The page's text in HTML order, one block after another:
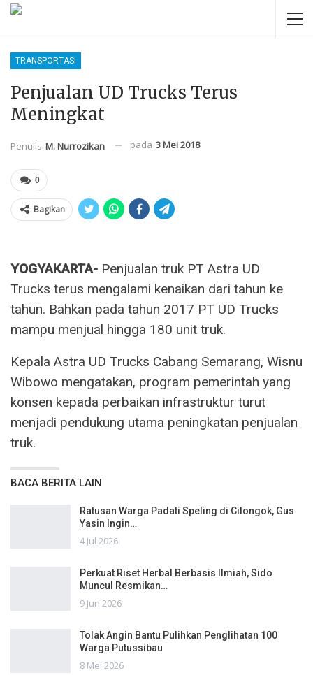
TRANSPORTASI
Penjualan UD Trucks Terus
Meningkat
Penulis M. Nurrozikan pada 3 Mei 2018
0
Bagikan
YOGYAKARTA- Penjualan truk PT Astra UD
Trucks terus mengalami kenaikan dari tahun ke
tahun. Bahkan pada tahun 2017 PT UD Trucks
mampu menjual hingga 180 unit truk.
Kepala Astra UD Trucks Cabang Semarang, Wisnu
Wibowo mengatakan, program pemerintah yang
konsen kepada perbaikan infrastruktur turut
menjadi pendukung utama peningkatan penjualan
truk.
BACA BERITA LAIN
Ratusan Warga Padati Speling di Cilongok, Gus
Yasin Ingin…
4 Jul 2026
Perkuat Riset Herbal Berbasis Ilmiah, Sido
Muncul Resmikan…
9 Jun 2026
Tolak Angin Bantu Pulihkan Penglihatan 100
Warga Putussibau
8 Mei 2026